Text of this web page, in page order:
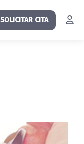
SOLICITAR CITA